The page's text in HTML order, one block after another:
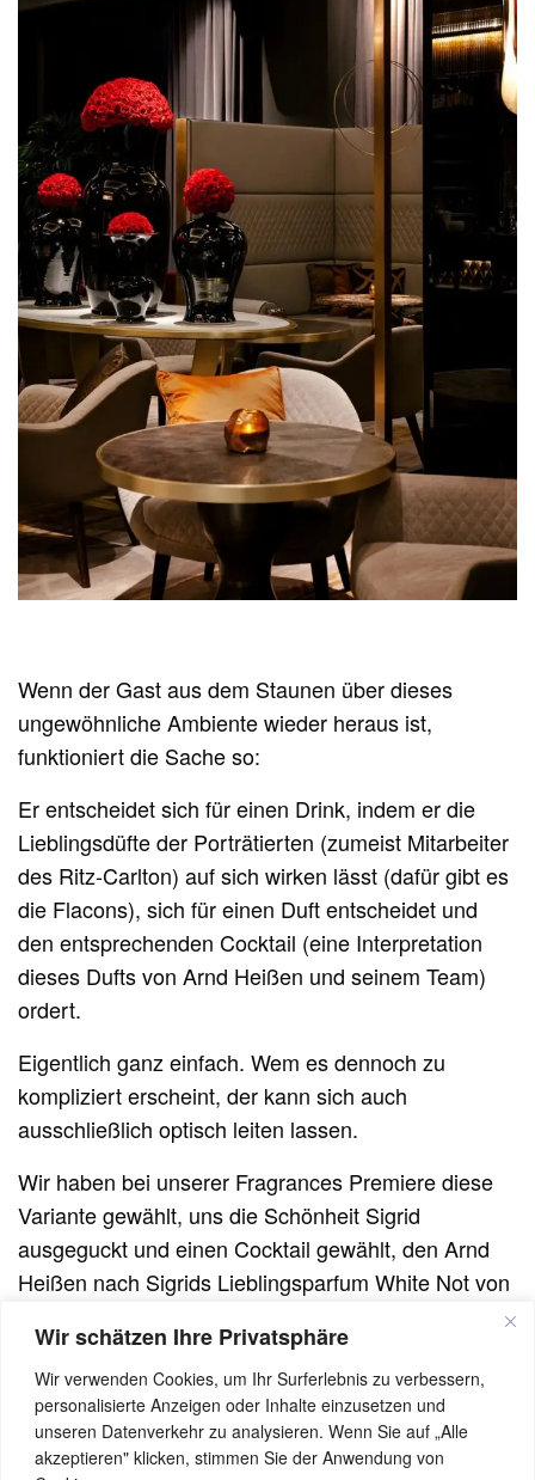
Wir schätzen Ihre Privatsphäre
Wir verwenden Cookies, um Ihr Surferlebnis zu verbessern,
personalisierte Anzeigen oder Inhalte einzusetzen und
unseren Datenverkehr zu analysieren. Wenn Sie auf „Alle
akzeptieren" klicken, stimmen Sie der Anwendung von
Wenn der Gast aus dem Staunen über dieses
ungewöhnliche Ambiente wieder heraus ist,
funktioniert die Sache so:
Er entscheidet sich für einen Drink, indem er die
Lieblingsdüfte der Porträtierten (zumeist Mitarbeiter
des Ritz-Carlton) auf sich wirken lässt (dafür gibt es
die Flacons), sich für einen Duft entscheidet und
den entsprechenden Cocktail (eine Interpretation
dieses Dufts von Arnd Heißen und seinem Team)
ordert.
Eigentlich ganz einfach. Wem es dennoch zu
kompliziert erscheint, der kann sich auch
ausschließlich optisch leiten lassen.
Wir haben bei unserer Fragrances Premiere diese
Variante gewählt, uns die Schönheit Sigrid
ausgeguckt und einen Cocktail gewählt, den Arnd
Heißen nach Sigrids Lieblingsparfum White Not von
Eine gute Wahl: Der Drink ist frisch, elegant und
kommt mit leichten floralen Noten daher.
Übrigens: So extravagant wie das Konzept, ist auch